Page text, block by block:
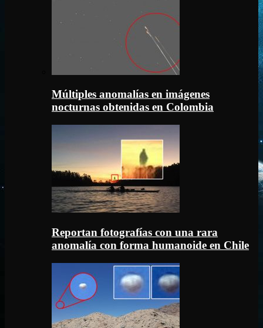
Múltiples anomalías en imágenes
nocturnas obtenidas en Colombia
Reportan fotografías con una rara
anomalía con forma humanoide en Chile